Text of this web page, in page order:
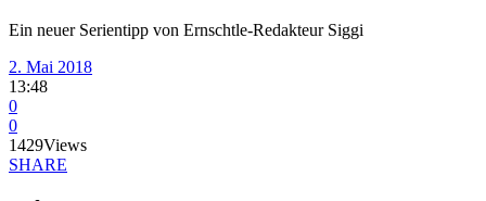
Ein neuer Serientipp von Ernschtle-Redakteur Siggi
2. Mai 2018
13:48
0
0
1429Views
SHARE